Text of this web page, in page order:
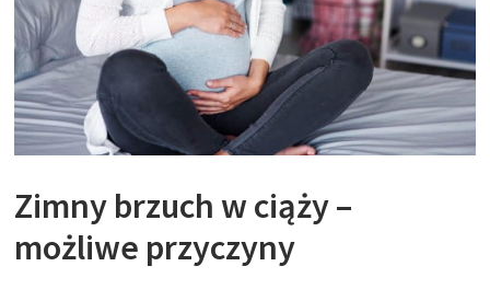
Zimny brzuch w ciąży –
możliwe przyczyny